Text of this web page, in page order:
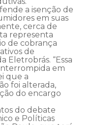
a isenção de
em suas
cerca de
representa
de cobrança
de
Eletrobrás. “Essa
em
que a
foi alterada,
do encargo
do debate
e Políticas